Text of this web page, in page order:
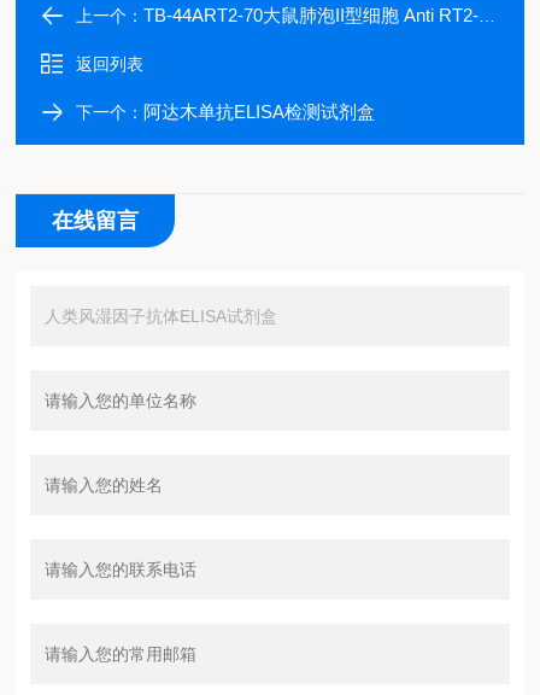
上一个：TB-44ART2-70大鼠肺泡II型细胞 Anti RT2-70 抗体
返回列表
下一个： 阿达木单抗ELISA检测试剂盒
在线留言